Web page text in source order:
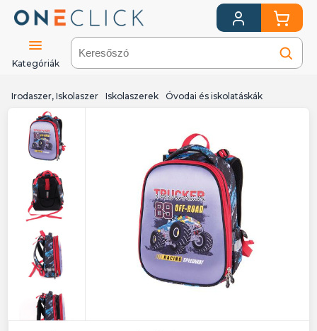
Kategóriák
Irodaszer, Iskolaszer Iskolaszerek Óvodai és iskolatáskák